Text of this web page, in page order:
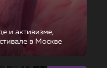
и активизме,
в Москве